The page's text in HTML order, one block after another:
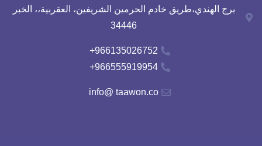
برج الهندي،طريق خادم الحرمين الشريفين، العقربية،، الخبر
34446
966135026752+
966555919954+
info@ taawon.co